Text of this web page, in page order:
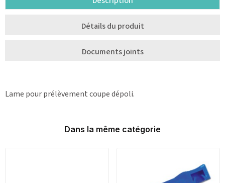
Détails du produit
Documents joints
Lame pour prélèvement coupe dépoli.
Dans la même catégorie